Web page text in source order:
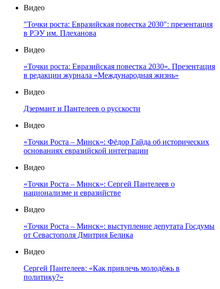
Видео
"Точки роста: Евразийская повестка 2030": презентация
в РЭУ им. Плеханова
Видео
«Точки роста: Евразийская повестка 2030». Презентация
в редакции журнала «Международная жизнь»
Видео
Дзермант и Пантелеев о русскости
Видео
«Точки Роста – Минск»: Фёдор Гайда об исторических
основаниях евразийской интеграции
Видео
«Точки Роста – Минск»: Сергей Пантелеев о
национализме и евразийстве
Видео
«Точки Роста – Минск»: выступление депутата Госдумы
от Севастополя Дмитрия Белика
Видео
Сергей Пантелеев: «Как привлечь молодёжь в
политику?»